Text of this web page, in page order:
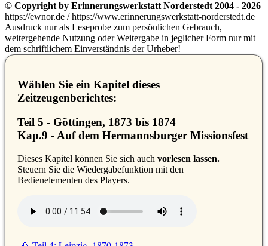
© Copyright by Erinnerungswerkstatt Norderstedt 2004 - 2026
https://ewnor.de / https://www.erinnerungswerkstatt-norderstedt.de
Ausdruck nur als Leseprobe zum persönlichen Gebrauch,
weitergehende Nutzung oder Weitergabe in jeglicher Form nur mit
dem schriftlichem Einverständnis der Urheber!
Wählen Sie ein Kapitel dieses
Zeitzeugenberichtes:
Teil 5 - Göttingen, 1873 bis 1874
Kap.9 - Auf dem Hermannsburger Missionsfest
Dieses Kapitel können Sie sich auch vorlesen lassen.
Steuern Sie die Wiedergabefunktion mit den
Bedienelementen des Players.